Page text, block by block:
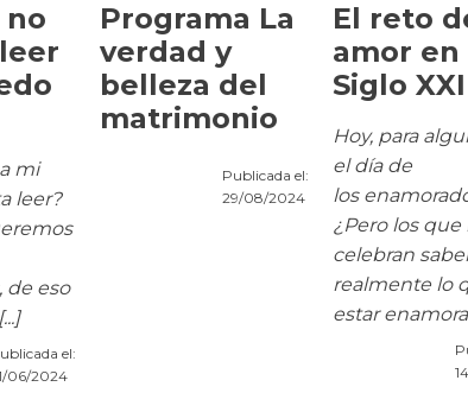
no
mi
leer?
de eso
el:
06/2024
Programa La
verdad y
belleza del
matrimonio
Publicada el:
29/08/2024
El reto
amor en
Siglo XXI
Hoy, para
el día de
los
¿Pero los que
celebran
realmente lo
estar